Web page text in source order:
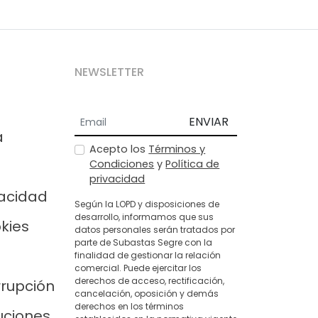
NEWSLETTER
ENVIAR
Acepto los Términos y
Condiciones yPolítica de
privacidad
Según la LOPD y disposiciones de
desarrollo, informamos que sus
datos personales serán tratados por
parte de Subastas Segre con la
finalidad de gestionar la relación
comercial. Puede ejercitar los
derechos de acceso, rectificación,
cancelación, oposición y demás
derechos en los términos